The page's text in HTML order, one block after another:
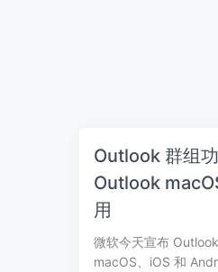
Outlook 群组
Outlook
用
微软今天宣布
macOS、iOS 和